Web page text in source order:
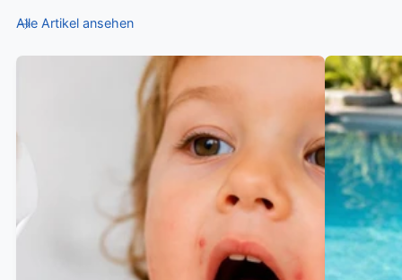
Alle Artikel ansehen